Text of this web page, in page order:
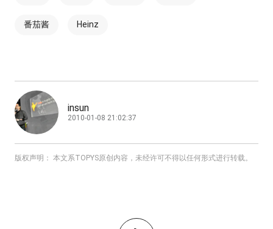
番茄酱 Heinz
insun
2010-01-08 21:02:37
版权声明： 本文系TOPYS原创内容，未经许可不得以任何形式进行转载。